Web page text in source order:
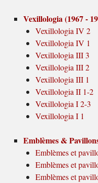
Vexillologia (1967 -
Vexillologia IV 2
Vexillologia IV 1
Vexillologia III 3
Vexillologia III 2
Vexillologia III 1
Vexillologia II 1-2
Vexillologia I 2-3
Vexillologia I 1
Emblèmes &
Emblèmes et
Emblèmes et
Emblèmes et